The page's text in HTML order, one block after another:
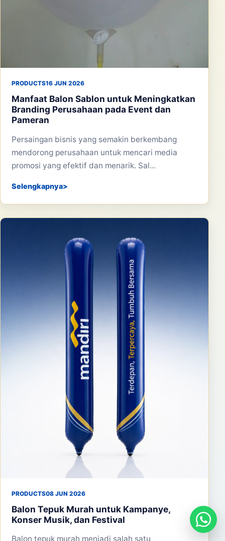
PRODUCTS16 JUN 2026
Manfaat Balon Sablon untuk Meningkatkan
Branding Perusahaan pada Event dan
Pameran
Persaingan bisnis yang semakin berkembang
mendorong perusahaan untuk mencari media
promosi yang efektif dan menarik. Sal...
Selengkapnya
PRODUCTS08 JUN 2026
Balon Tepuk Murah untuk Kampanye,
Konser Musik, dan Festival
Balon tepuk murah menjadi salah satu